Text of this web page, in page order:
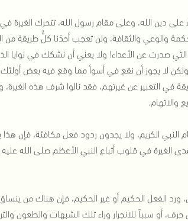
دين الله، وعلى مقام رسول الله، تتحرك الغيرة
والوعي والثقافة، ولن تعجب أحدَنا كلُّ طريقة من
صدرت عن الأعداء! ولا يعني أن نشكك في نوايا
لا يجوز أن نقع في أسوأ مما وقع فيه بعض أولئك
في التعبير عن غيرتهم، فقد نالوا شرف هذه الغيرة،
والاتهام.
النبي الكريم، ولا يجدون ردود فعل مكافئة،
الغيرة في قلوب أتباع النبي الأعظم صلى الله
ورد الفعل الحكيم أو غير الحكيم، فإن هناك من
أو سبباً للانجرار وراء تلك الشبهات والطعون